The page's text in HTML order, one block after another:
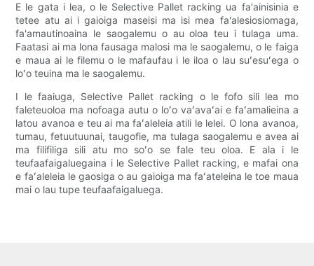
E le gata i lea, o le Selective Pallet racking ua fa'ainisinia e
tetee atu ai i gaioiga maseisi ma isi mea fa'alesiosiomaga,
fa'amautinoaina le saogalemu o au oloa teu i tulaga uma.
Faatasi ai ma lona fausaga malosi ma le saogalemu, o le faiga
e maua ai le filemu o le mafaufau i le iloa o lau suʻesuʻega o
loʻo teuina ma le saogalemu.
I le faaiuga, Selective Pallet racking o le fofo sili lea mo
faleteuoloa ma nofoaga autu o loʻo vaʻavaʻai e faʻamalieina a
latou avanoa e teu ai ma faʻaleleia atili le lelei. O lona avanoa,
tumau, fetuutuunai, taugofie, ma tulaga saogalemu e avea ai
ma filifiliga sili atu mo soʻo se fale teu oloa. E ala i le
teufaafaigaluegaina i le Selective Pallet racking, e mafai ona
e faʻaleleia le gaosiga o au gaioiga ma faʻateleina le toe maua
mai o lau tupe teufaafaigaluega.